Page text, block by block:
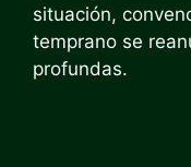
situación,
temprano se
profundas.